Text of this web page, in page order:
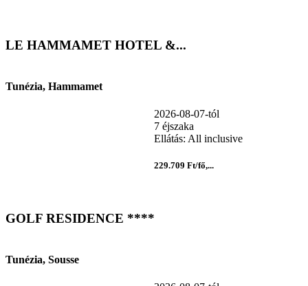
LE HAMMAMET HOTEL &...
Tunézia, Hammamet
2026-08-07-tól
7 éjszaka
Ellátás: All inclusive
229.709 Ft/fő,...
GOLF RESIDENCE ****
Tunézia, Sousse